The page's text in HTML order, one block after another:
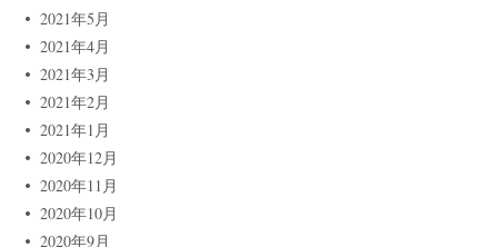
2021年5月
2021年4月
2021年3月
2021年2月
2021年1月
2020年12月
2020年11月
2020年10月
2020年9月